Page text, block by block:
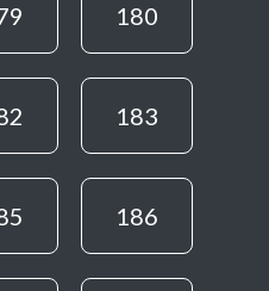
180
183
186